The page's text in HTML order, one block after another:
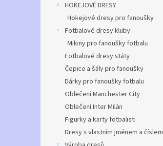
HOKEJOVÉ DRESY
Hokejové dresy pro fanoušky
Fotbalové dresy kluby
Mikiny pro fanoušky fotbalu
Fotbalové dresy státy
Čepice a šály pro fanoušky
Dárky pro fanoušky fotbalu
Oblečení Manchester City
Oblečení Inter Milán
Figurky a karty fotbalisti
Dresy s vlastním jménem a číslem